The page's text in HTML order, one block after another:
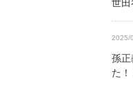
世田
2025/
孫正
た！